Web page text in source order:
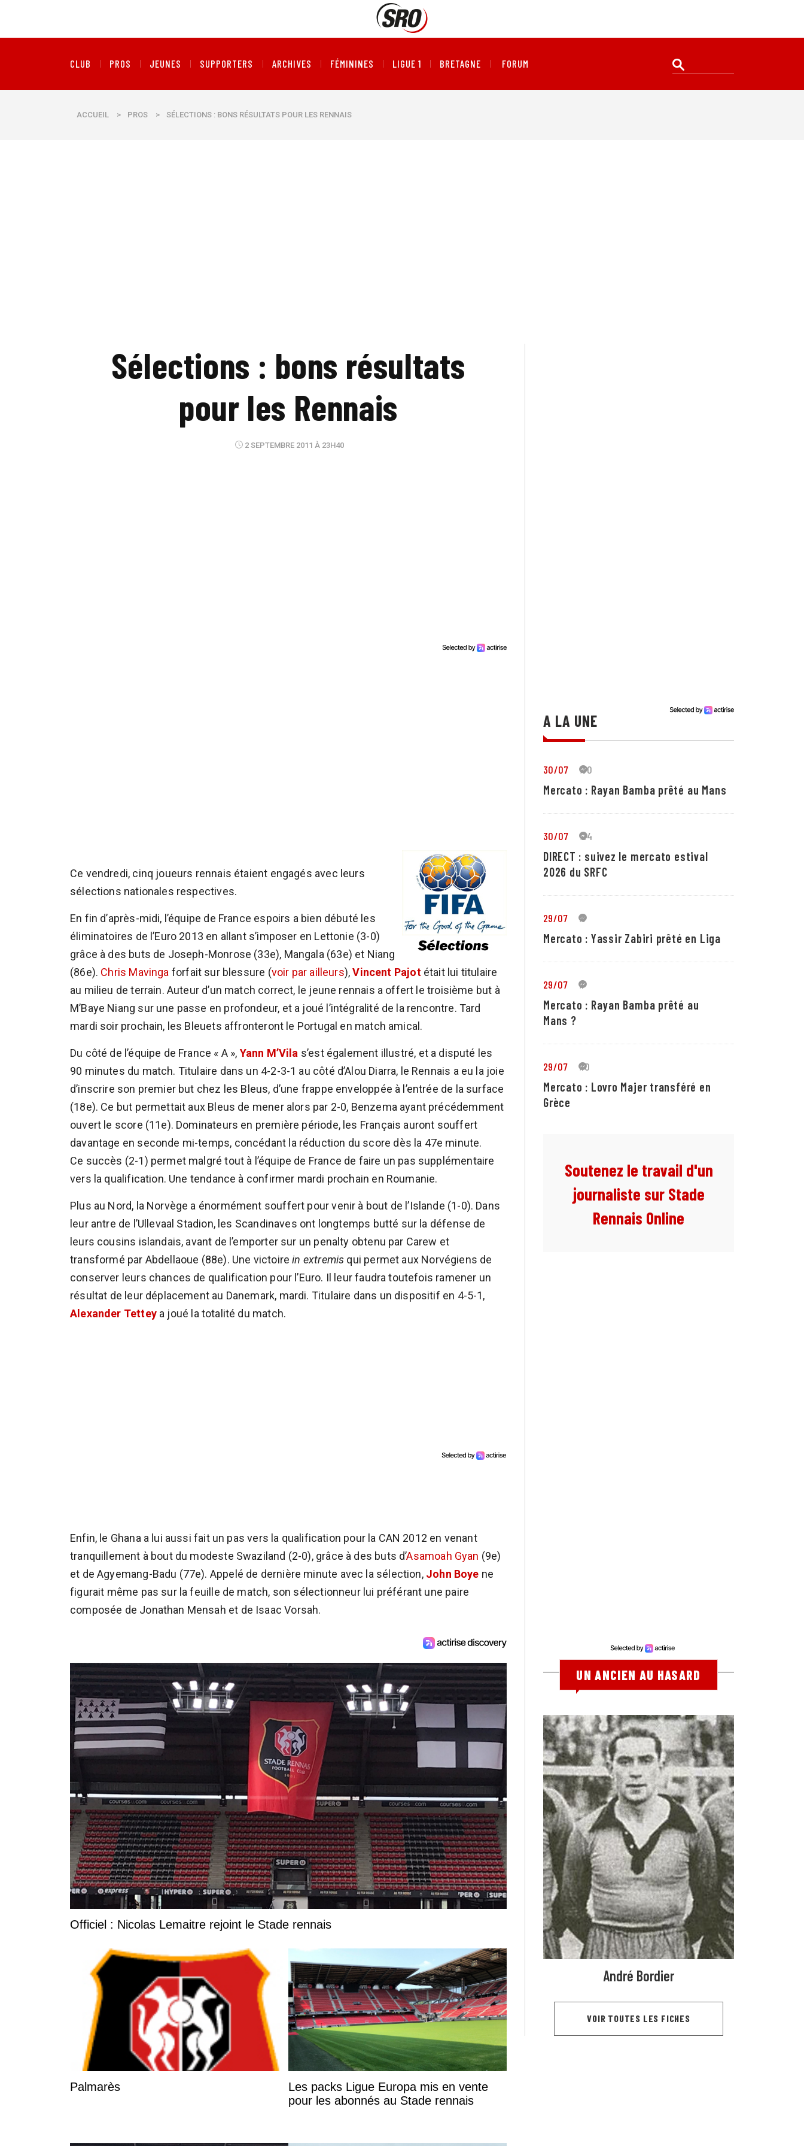
CLUB PROS JEUNES SUPPORTERS ARCHIVES FÉMININES LIGUE 1 BRETAGNE FORUM
ACCUEIL > PROS > SÉLECTIONS : BONS RÉSULTATS POUR LES RENNAIS
Sélections : bons résultats
pour les Rennais
2 SEPTEMBRE 2011 À 23H40
Ce vendredi, cinq joueurs rennais étaient engagés avec leurs
sélections nationales respectives.
En fin d’après-midi, l’équipe de France espoirs a bien débuté les
éliminatoires de l’Euro 2013 en allant s’imposer en Lettonie (3-0)
grâce à des buts de Joseph-Monrose (33e), Mangala (63e) et Niang
(86e). Chris Mavinga forfait sur blessure (voir par ailleurs),Vincent Pajotétait lui titulaire
au milieu de terrain. Auteur d’un match correct, le jeune rennais a offert le troisième but à
M’Baye Niang sur une passe en profondeur, et a joué l’intégralité de la rencontre. Tard
mardi soir prochain, les Bleuets affronteront le Portugal en match amical.
Du côté de l’équipe de France « A », Yann M’Vila s’est également illustré, et a disputé les
90 minutes du match. Titulaire dans un 4-2-3-1 au côté d’Alou Diarra, le Rennais a eu la joie
d’inscrire son premier but chez les Bleus, d’une frappe enveloppée à l’entrée de la surface
(18e). Ce but permettait aux Bleus de mener alors par 2-0, Benzema ayant précédemment
ouvert le score (11e). Dominateurs en première période, les Français auront souffert
davantage en seconde mi-temps, concédant la réduction du score dès la 47e minute.
Ce succès (2-1) permet malgré tout à l’équipe de France de faire un pas supplémentaire
vers la qualification. Une tendance à confirmer mardi prochain en Roumanie.
Plus au Nord, la Norvège a énormément souffert pour venir à bout de l’Islande (1-0). Dans
leur antre de l’Ullevaal Stadion, les Scandinaves ont longtemps butté sur la défense de
leurs cousins islandais, avant de l’emporter sur un penalty obtenu par Carew et
transformé par Abdellaoue (88e). Une victoirein extremis qui permet aux Norvégiens de
conserver leurs chances de qualification pour l’Euro. Il leur faudra toutefois ramener un
résultat de leur déplacement au Danemark, mardi. Titulaire dans un dispositif en 4-5-1,
Alexander Tetteya joué la totalité du match.
Enfin, le Ghana a lui aussi fait un pas vers la qualification pour la CAN 2012 en venant
tranquillement à bout du modeste Swaziland (2-0), grâce à des buts d’Asamoah Gyan (9e)
et de Agyemang-Badu (77e). Appelé de dernière minute avec la sélection, John Boye ne
figurait même pas sur la feuille de match, son sélectionneur lui préférant une paire
composée de Jonathan Mensah et de Isaac Vorsah.
Officiel : Nicolas Lemaitre rejoint le Stade rennais
Palmarès
Les packs Ligue Europa mis en vente
pour les abonnés au Stade rennais
A LA UNE
30/07 30
Mercato : Rayan Bamba prêté au Mans
30/07 24
DIRECT : suivez le mercato estival
2026 du SRFC
29/07 5
Mercato : Yassir Zabiri prêté en Liga
29/07 1
Mercato : Rayan Bamba prêté au
Mans ?
29/07 10
Mercato : Lovro Majer transféré en
Grèce
Soutenez le travail d'un
journaliste sur Stade
Rennais Online
UN ANCIEN AU HASARD
André Bordier
VOIR TOUTES LES FICHES